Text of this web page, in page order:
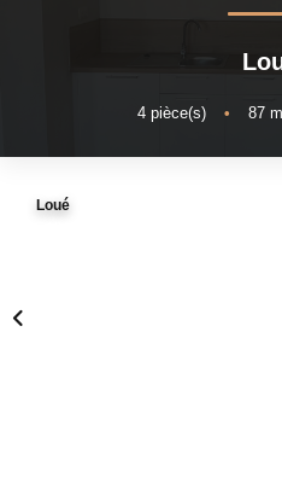
4 pièce(s) • 87
Loué